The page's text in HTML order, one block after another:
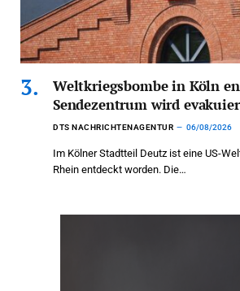
Weltkriegsbombe in Köln
Sendezentrum wird
DTS NACHRICHTENAGENTUR 06/08/2026
Im Kölner Stadtteil Deutz ist eine US-
Rhein entdeckt worden. Die…